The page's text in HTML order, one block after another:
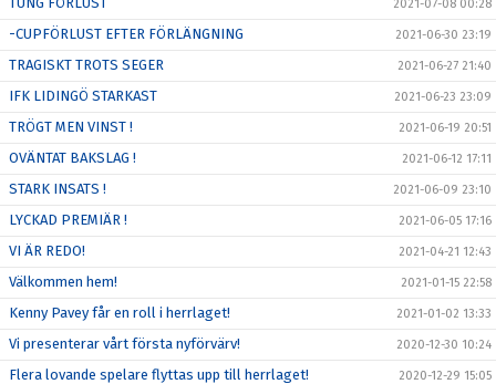
2021-07-08 00:28
-CUPFÖRLUST EFTER FÖRLÄNGNING 2021-06-30 23:19
TRAGISKT TROTS SEGER 2021-06-27 21:40
IFK LIDINGÖ STARKAST 2021-06-23 23:09
TRÖGT MEN VINST ! 2021-06-19 20:51
OVÄNTAT BAKSLAG ! 2021-06-12 17:11
STARK INSATS ! 2021-06-09 23:10
LYCKAD PREMIÄR ! 2021-06-05 17:16
VI ÄR REDO! 2021-04-21 12:43
Välkommen hem! 2021-01-15 22:58
Kenny Pavey får en roll i herrlaget! 2021-01-02 13:33
Vi presenterar vårt första nyförvärv! 2020-12-30 10:24
Flera lovande spelare flyttas upp till herrlaget! 2020-12-29 15:05